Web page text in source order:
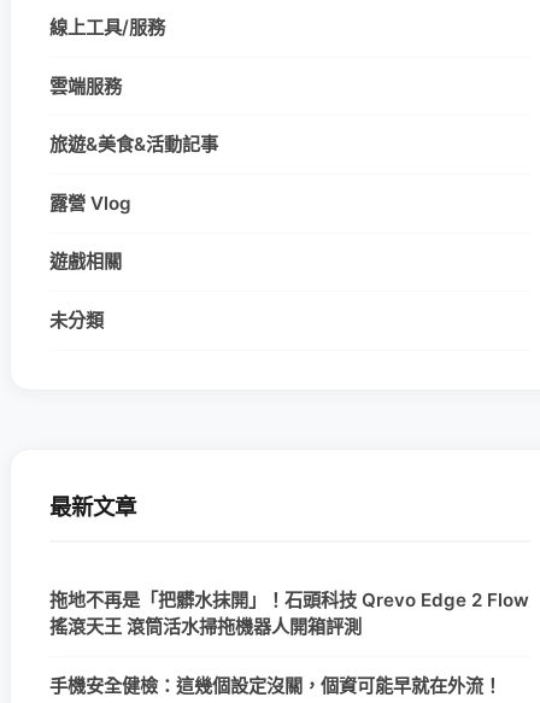
線上工具/服務
雲端服務
旅遊&美食&活動記事
露營 Vlog
遊戲相關
未分類
最新文章
拖地不再是「把髒水抹開」！石頭科技 Qrevo Edge 2 Flow
搖滾天王 滾筒活水掃拖機器人開箱評測
手機安全健檢：這幾個設定沒關，個資可能早就在外流！